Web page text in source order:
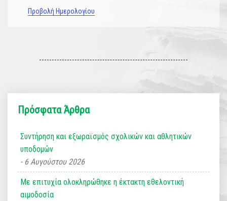
Προβολή Ημερολογίου
Πρόσφατα Άρθρα
Συντήρηση και εξωραϊσμός σχολικών και αθλητικών
υποδομών
6 Αυγούστου 2026
Με επιτυχία ολοκληρώθηκε η έκτακτη εθελοντική
αιμοδοσία